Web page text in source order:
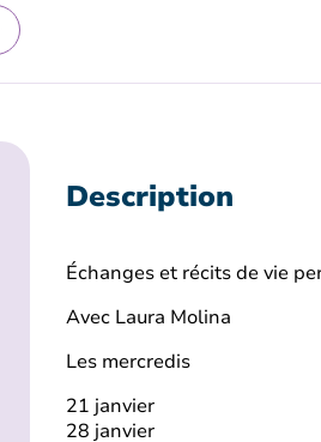
Description
Échanges et récits de vie
Avec Laura Molina
Les mercredis
21 janvier
28 janvier